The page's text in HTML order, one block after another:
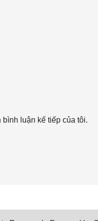
luận kế tiếp của tôi.